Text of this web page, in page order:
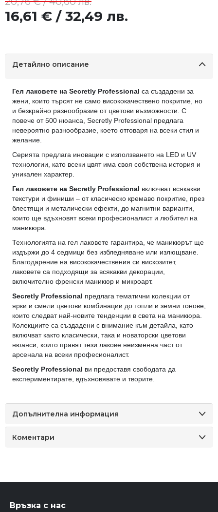
16,61 € / 32,49 лв.
Детайлно описание
Гел лаковете на Secretly Professional са създадени за
жени, които търсят не само висококачествено покритие, но
и безкрайно разнообразие от цветови възможности. С
повече от 500 нюанса, Secretly Professional предлага
невероятно разнообразие, което отговаря на всеки стил и
желание.
Серията предлага иновации с използването на LED и UV
технологии, като всеки цвят има своя собствена история и
уникален характер.
Гел лаковете на Secretly Professional включват всякакви
текстури и финиши – от класическо кремаво покритие, през
блестящи и металически ефекти, до магнитни варианти,
които ще вдъхновят всеки професионалист и любител на
маникюра.
Технологията на гел лаковете гарантира, че маникюрът ще
издържи до 4 седмици без избледняване или излющване.
Благодарение на висококачествения си вискозитет,
лаковете са подходящи за всякакви декорации,
включително френски маникюр и микроарт.
Secretly Professional предлага тематични колекции от
ярки и смели цветови комбинации до топли и земни тонове,
които следват най-новите тенденции в света на маникюра.
Колекциите са създадени с внимание към детайла, като
включват както класически, така и новаторски цветови
нюанси, които правят тези лакове неизменна част от
арсенала на всеки професионалист.
Secretly Professional ви предоставя свободата да
експериментирате, вдъхновявате и творите.
Допълнителна информация
Коментари
Връзка с нас